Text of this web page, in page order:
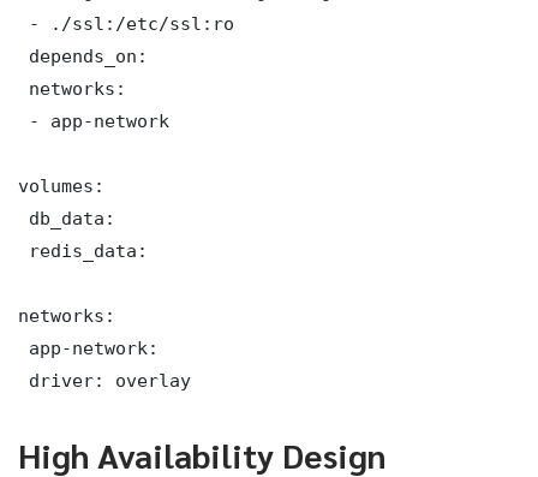
- ./ssl:/etc/ssl:ro
depends_on:
networks:
- app-network
volumes:
db_data:
redis_data:
networks:
app-network:
driver: overlay
High Availability Design